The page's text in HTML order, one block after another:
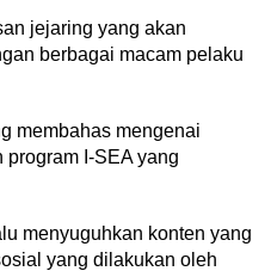
jejaring yang akan
berbagai macam pelaku
membahas mengenai
I-SEA yang
menyuguhkan konten yang
yang dilakukan oleh